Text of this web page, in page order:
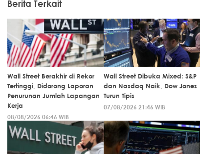
Berita Terkait
Wall Street Berakhir di Rekor
Tertinggi, Didorong Laporan
Penurunan Jumlah Lapangan
Kerja
08/08/2026 06:46 WIB
Wall Street Dibuka Mixed: S&P
dan Nasdaq Naik, Dow Jones
Turun Tipis
07/08/2026 21:46 WIB